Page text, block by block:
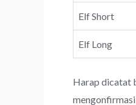
Elf Short
Elf Long
Harap dicatat